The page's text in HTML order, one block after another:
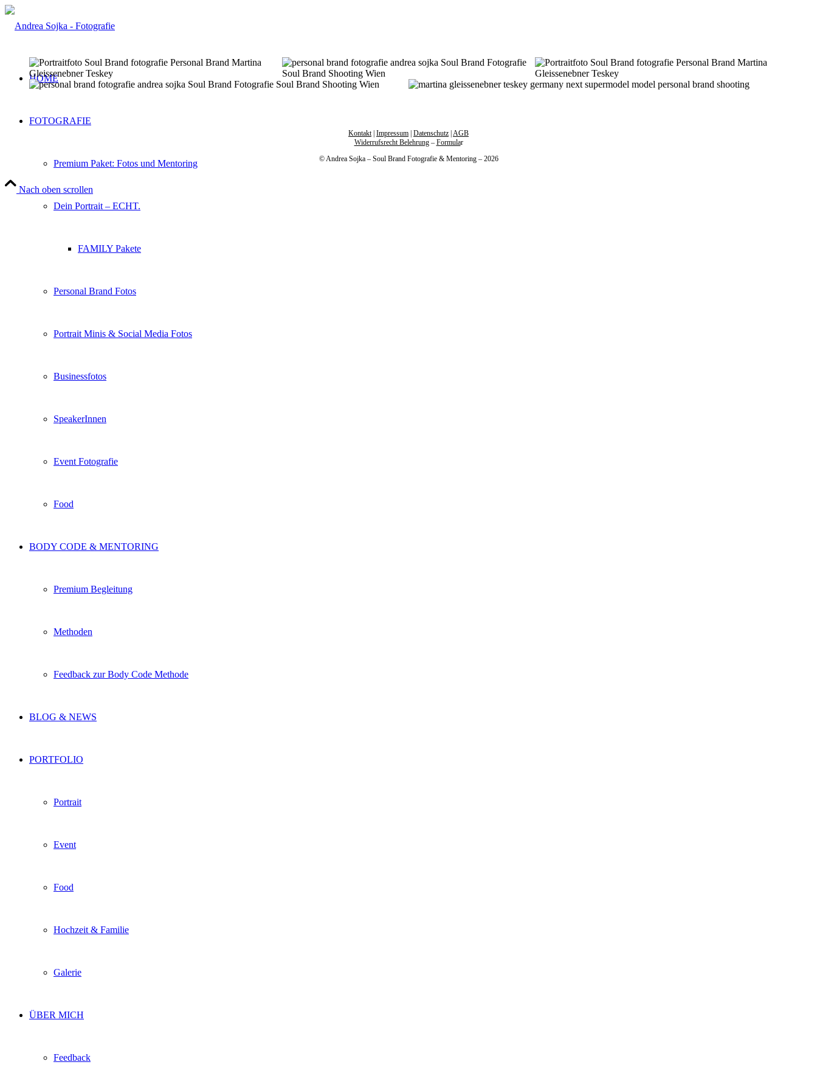
HOME
FOTOGRAFIE
Premium Paket: Fotos und Mentoring
Dein Portrait – ECHT.
FAMILY Pakete
Personal Brand Fotos
Portrait Minis & Social Media Fotos
Businessfotos
SpeakerInnen
Event Fotografie
Food
BODY CODE & MENTORING
Premium Begleitung
Methoden
Feedback zur Body Code Methode
BLOG & NEWS
PORTFOLIO
Portrait
Event
Food
Hochzeit & Familie
Galerie
ÜBER MICH
Feedback
Kontakt| Impressum Datenschutz AGB
Widerrufsrecht Belehrung– Formular
© Andrea Sojka – Soul Brand Fotografie & Mentoring – 2026
Nach oben scrollen